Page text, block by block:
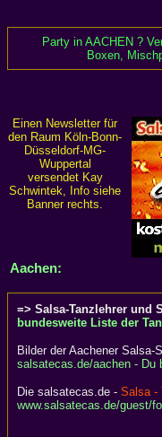
Party in AACHEN ?
Boxen,
Einen Newsletter für
den Raum Köln-Bonn-
Düsseldorf-MG-
Wuppertal
versendet Kay
Schwintek, Info siehe
Banner rechts.
Aachen:
=> Salsa-Tanzlehrer und
bundesweite Liste der
Bilder der Aachener
salsatecas.de/aachen - Du
Die salsatecas.de - Salsa -
www.salsatecas.de/guest/